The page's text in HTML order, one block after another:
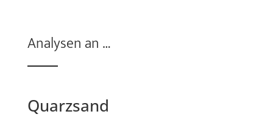
Analysen an …
Quarzsand